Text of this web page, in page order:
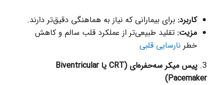
کاربرد:برای بیمارانی که نیاز به هماهنگی دقیق‌تر دارند.
مزیت:تقلید طبیعی‌تر از عملکرد قلب سالم و کاهش
خطر نارسایی قلبی
پیس‌ میکر سه‌حفره‌ای (
CRT یا Biventricular
Pacemaker
)